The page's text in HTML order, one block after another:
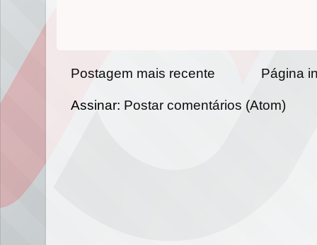
Postagem mais recente Página
Assinar: Postar comentários (Atom)